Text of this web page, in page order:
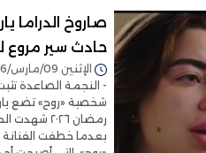
صاروخ الدراما
حادث سير مروع
الإثنين 09/مارس/2026 - 09:21 م
- النجمة الصاعدة
شخصية «روح» تضع
رمضان
بعدما خطفت الفنانة